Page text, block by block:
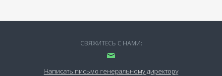
СВЯЖИТЕСЬ С НАМИ:
Написать письмо генеральному директору